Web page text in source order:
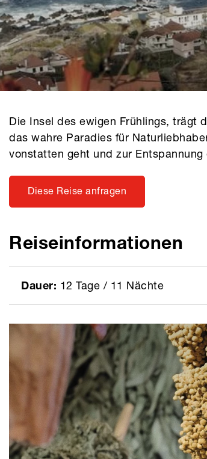
Die Insel des ewigen Frühlings, trägt
das wahre Paradies für
vonstatten geht und zur
Diese Reise anfragen
Reiseinformationen
Dauer: 12 Tage / 11 Nächte